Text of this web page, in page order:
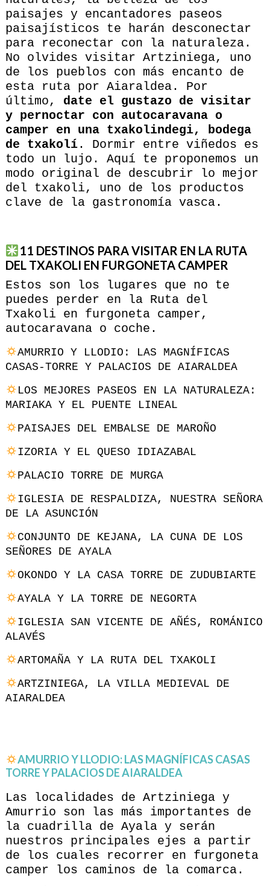
paisajes y encantadores paseos
paisajísticos te harán desconectar
para reconectar con la naturaleza.
No olvides visitar Artziniega, uno
de los pueblos con más encanto de
esta ruta por Aiaraldea. Por
último, date el gustazo de visitar
y pernoctar con autocaravana o
camper en una txakolindegi, bodega
de txakolí. Dormir entre viñedos es
todo un lujo. Aquí te proponemos un
modo original de descubrir lo mejor
del txakoli, uno de los productos
clave de la gastronomía vasca.
11 DESTINOS PARA VISITAR EN LA RUTA
DEL TXAKOLI EN FURGONETA CAMPER
Estos son los lugares que no te
puedes perder en la Ruta del
Txakoli en furgoneta camper,
autocaravana o coche.
AMURRIO Y LLODIO: LAS MAGNÍFICAS
CASAS-TORRE Y PALACIOS DE AIARALDEA
LOS MEJORES PASEOS EN LA NATURALEZA:
MARIAKA Y EL PUENTE LINEAL
PAISAJES DEL EMBALSE DE MAROÑO
IZORIA Y EL QUESO IDIAZABAL
PALACIO TORRE DE MURGA
IGLESIA DE RESPALDIZA, NUESTRA SEÑORA
DE LA ASUNCIÓN
CONJUNTO DE KEJANA, LA CUNA DE LOS
SEÑORES DE AYALA
OKONDO Y LA CASA TORRE DE ZUDUBIARTE
AYALA Y LA TORRE DE NEGORTA
IGLESIA SAN VICENTE DE AÑÉS, ROMÁNICO
ALAVÉS
ARTOMAÑA Y LA RUTA DEL TXAKOLI
ARTZINIEGA, LA VILLA MEDIEVAL DE
AIARALDEA
AMURRIO Y LLODIO: LAS MAGNÍFICAS CASAS
TORRE Y PALACIOS DE AIARALDEA
Las localidades de Artziniega y
Amurrio son las más importantes de
la cuadrilla de Ayala y serán
nuestros principales ejes a partir
de los cuales recorrer en furgoneta
camper los caminos de la comarca.